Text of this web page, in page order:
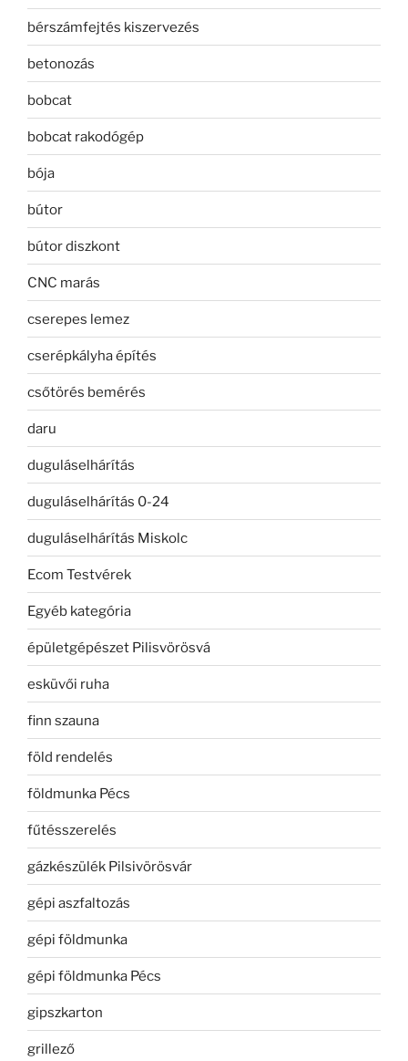
bérszámfejtés kiszervezés
betonozás
bobcat
bobcat rakodógép
bója
bútor
bútor diszkont
CNC marás
cserepes lemez
cserépkályha építés
csőtörés bemérés
daru
duguláselhárítás
duguláselhárítás 0-24
duguláselhárítás Miskolc
Ecom Testvérek
Egyéb kategória
épületgépészet Pilisvörösvá
esküvői ruha
finn szauna
föld rendelés
földmunka Pécs
fűtésszerelés
gázkészülék Pilsivörösvár
gépi aszfaltozás
gépi földmunka
gépi földmunka Pécs
gipszkarton
grillező